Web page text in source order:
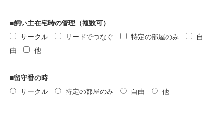
■飼い主在宅時の管理（複数可）
サークル
リードでつなぐ 特定の部屋のみ
自
由
他
■留守番の時
サークル
特定の部屋のみ 自由 他